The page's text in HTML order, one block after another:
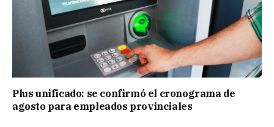
Plus unificado: se confirmó el cronograma de
agosto para empleados provinciales